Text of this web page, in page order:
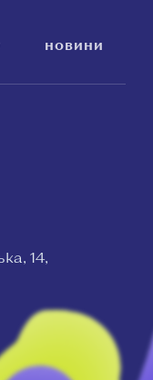
НОВИНИ
14,